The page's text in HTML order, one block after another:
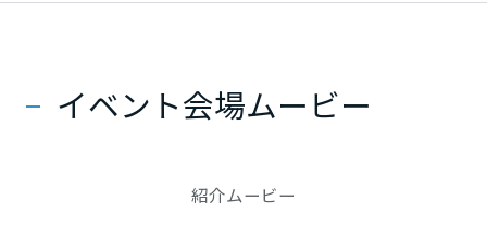
「大空間・高天井・大開口」でも、“高断熱×快適空
イベント会場ムービー
紹介ムービー
静岡県